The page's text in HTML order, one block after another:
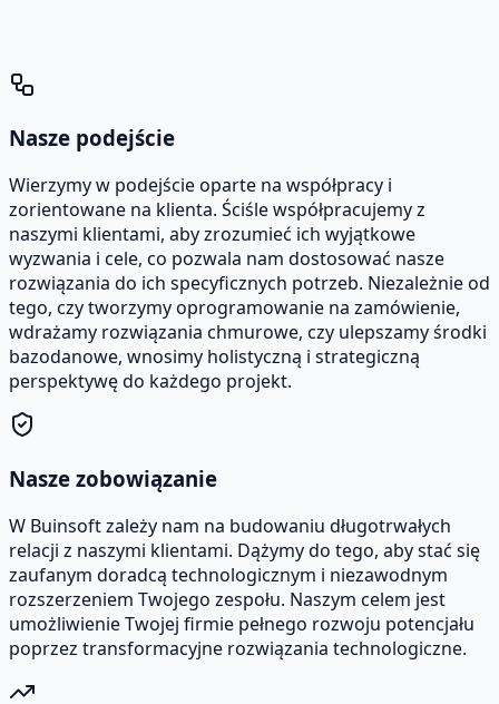
Nasze podejście
Wierzymy w podejście oparte na współpracy i
zorientowane na klienta. Ściśle współpracujemy z
naszymi klientami, aby zrozumieć ich wyjątkowe
wyzwania i cele, co pozwala nam dostosować nasze
rozwiązania do ich specyficznych potrzeb. Niezależnie od
tego, czy tworzymy oprogramowanie na zamówienie,
wdrażamy rozwiązania chmurowe, czy ulepszamy środki
bazodanowe, wnosimy holistyczną i strategiczną
perspektywę do każdego projekt.
Nasze zobowiązanie
W Buinsoft zależy nam na budowaniu długotrwałych
relacji z naszymi klientami. Dążymy do tego, aby stać się
zaufanym doradcą technologicznym i niezawodnym
rozszerzeniem Twojego zespołu. Naszym celem jest
umożliwienie Twojej firmie pełnego rozwoju potencjału
poprzez transformacyjne rozwiązania technologiczne.